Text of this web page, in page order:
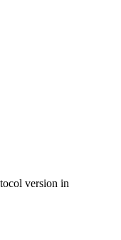
version in